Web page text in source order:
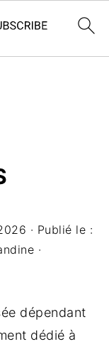
· Publié le :
·
dépendant
dédié à